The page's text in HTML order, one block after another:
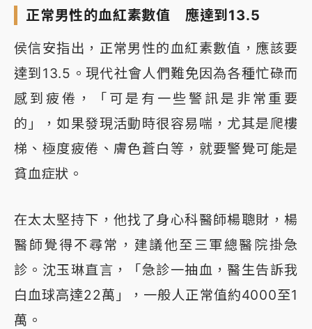
正常男性的血紅素數值 應達到13.5
侯信安指出，正常男性的血紅素數值，應該要
達到13.5。現代社會人們難免因為各種忙碌而
感到疲倦，「可是有一些警訊是非常重要
的」，如果發現活動時很容易喘，尤其是爬樓
梯、極度疲倦、膚色蒼白等，就要警覺可能是
貧血症狀。
在太太堅持下，他找了身心科醫師楊聰財，楊
醫師覺得不尋常，建議他至三軍總醫院掛急
診。沈玉琳直言，「急診一抽血，醫生告訴我
白血球高達22萬」，一般人正常值約4000至1
萬。